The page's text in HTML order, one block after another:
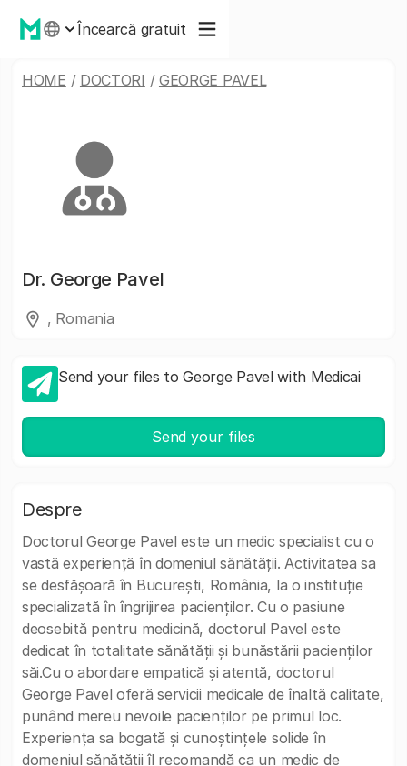
Încearcă gratuit
HOME / DOCTORI / GEORGE PAVEL
Dr. George Pavel
, Romania
Send your files to George Pavel with Medicai
Send your files
Despre
Doctorul George Pavel este un medic specialist cu o
vastă experiență în domeniul sănătății. Activitatea sa
se desfășoară în București, România, la o instituție
specializată în îngrijirea pacienților. Cu o pasiune
deosebită pentru medicină, doctorul Pavel este
dedicat în totalitate sănătății și bunăstării pacienților
săi.Cu o abordare empatică și atentă, doctorul
George Pavel oferă servicii medicale de înaltă calitate,
punând mereu nevoile pacienților pe primul loc.
Experiența sa bogată și cunoștințele solide în
domeniul sănătății îl recomandă ca un medic de